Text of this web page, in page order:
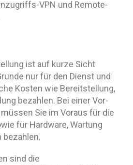
VPN und Remote-
ist auf kurze Sicht
nur für den Dienst und
Kosten wie Bereitstellung,
bezahlen. Bei einer Vor-
Sie im Voraus für die
für Hardware, Wartung
bezahlen.
sind die